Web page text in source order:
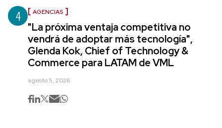
4 AGENCIAS
"La próxima ventaja competitiva no
vendrá de adoptar más tecnología",
Glenda Kok, Chief of Technology &
Commerce para LATAM de VML
agosto 5, 2026